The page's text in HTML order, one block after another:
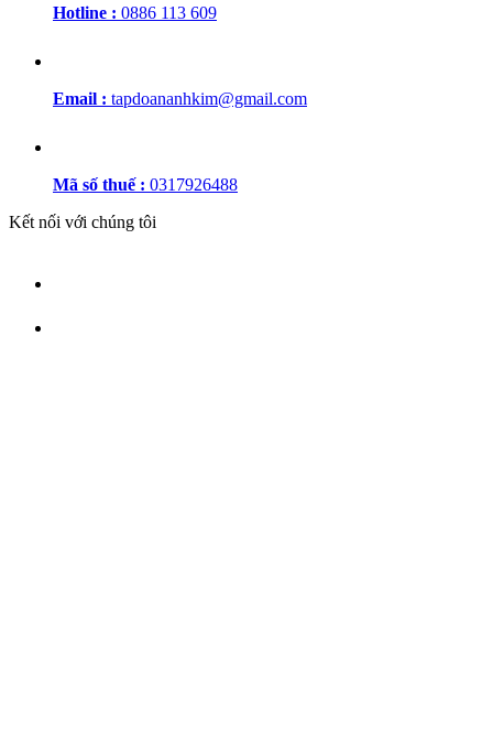
Hotline : 0886 113 609
Email : tapdoananhkim@gmail.com
Mã số thuế : 0317926488
Kết nối với chúng tôi